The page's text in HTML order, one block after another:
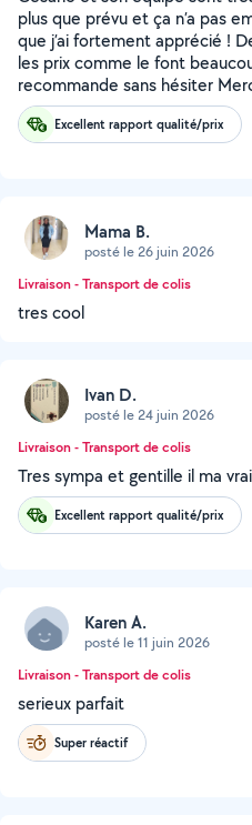
plus que prévu et ça n’a pas
que j’ai fortement apprécié !
les prix comme le font
recommande sans hésiter
Excellent rapport qualité/prix
Mama B.
posté le 26 juin 2026
Livraison - Transport de colis
tres cool
Ivan D.
posté le 24 juin 2026
Livraison - Transport de colis
Tres sympa et gentille il ma
Excellent rapport qualité/prix
Karen A.
posté le 11 juin 2026
Livraison - Transport de colis
serieux parfait
Super réactif